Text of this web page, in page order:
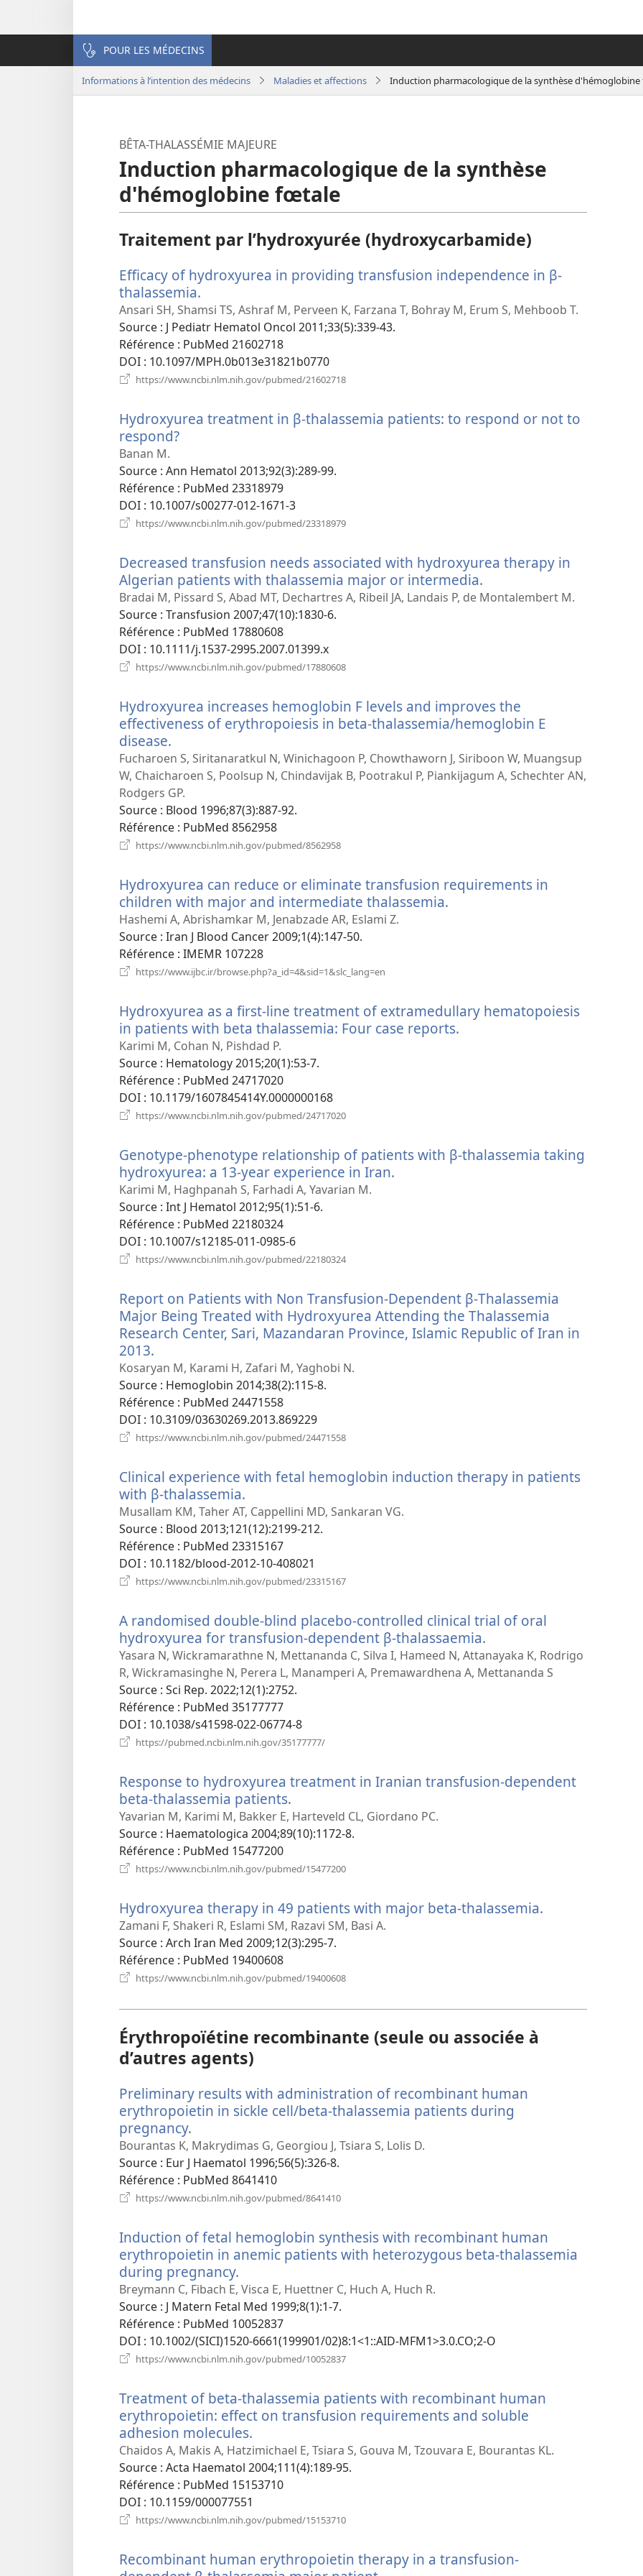
POUR LES MÉDECINS
Informations à l’intention des médecins Maladies et affections Induction pharmacologique de la synthèse
BÊTA-THALASSÉMIE MAJEURE
Induction pharmacologique de la synthèse
d'hémoglobine fœtale
Traitement par l’hydroxyurée (hydroxycarbamide)
Efficacy of hydroxyurea in providing transfusion independence in β-
thalassemia.
une
nouvelle
fenêtre)
Ansari SH, Shamsi TS, Ashraf M, Perveen K, Farzana T, Bohray M, Erum S, Mehboob T.
Source ‎: J Pediatr Hematol Oncol 2011;33(5):339-43.
Référence ‎: PubMed 21602718
DOI ‎: 10.1097/MPH.0b013e31821b0770
https://www.ncbi.nlm.nih.gov/pubmed/21602718
fenêtre)
Hydroxyurea treatment in β-thalassemia patients: to respond or not to
respond?
nouvelle
fenêtre)
Banan M.
Source ‎: Ann Hematol 2013;92(3):289-99.
Référence ‎: PubMed 23318979
DOI ‎: 10.1007/s00277-012-1671-3
https://www.ncbi.nlm.nih.gov/pubmed/23318979
fenêtre)
Decreased transfusion needs associated with hydroxyurea therapy in
Algerian patients with thalassemia major or intermedia.
une
Bradai M, Pissard S, Abad MT, Dechartres A, Ribeil JA, Landais P, de Montalembert M.
Source ‎: Transfusion 2007;47(10):1830-6.
Référence ‎: PubMed 17880608
DOI ‎: 10.1111/j.1537-2995.2007.01399.x
https://www.ncbi.nlm.nih.gov/pubmed/17880608
fenêtre)
Hydroxyurea increases hemoglobin F levels and improves the
effectiveness of erythropoiesis in beta-thalassemia/hemoglobin E
disease.
une
nouvelle
fenêtre)
Fucharoen S, Siritanaratkul N, Winichagoon P, Chowthaworn J, Siriboon W, Muangsup
W, Chaicharoen S, Poolsup N, Chindavijak B, Pootrakul P, Piankijagum A, Schechter AN,
Rodgers GP.
Source ‎: Blood 1996;87(3):887-92.
Référence ‎: PubMed 8562958
https://www.ncbi.nlm.nih.gov/pubmed/8562958
fenêtre)
Hydroxyurea can reduce or eliminate transfusion requirements in
children with major and intermediate thalassemia.
Hashemi A, Abrishamkar M, Jenabzade AR, Eslami Z.
Source ‎: Iran J Blood Cancer 2009;1(4):147-50.
Référence ‎: IMEMR 107228
https://www.ijbc.ir/browse.php?a_id=4&sid=1&slc_lang=en
fenêtre)
Hydroxyurea as a first-line treatment of extramedullary hematopoiesis
in patients with beta thalassemia: Four case reports.
Karimi M, Cohan N, Pishdad P.
Source ‎: Hematology 2015;20(1):53-7.
Référence ‎: PubMed 24717020
DOI ‎: 10.1179/1607845414Y.0000000168
https://www.ncbi.nlm.nih.gov/pubmed/24717020
fenêtre)
Genotype-phenotype relationship of patients with β-thalassemia taking
hydroxyurea: a 13-year experience in Iran.
Karimi M, Haghpanah S, Farhadi A, Yavarian M.
Source ‎: Int J Hematol 2012;95(1):51-6.
Référence ‎: PubMed 22180324
DOI ‎: 10.1007/s12185-011-0985-6
https://www.ncbi.nlm.nih.gov/pubmed/22180324
fenêtre)
Report on Patients with Non Transfusion-Dependent β-Thalassemia
Major Being Treated with Hydroxyurea Attending the Thalassemia
Research Center, Sari, Mazandaran Province, Islamic Republic of Iran in
2013.
une
nouvelle
fenêtre)
Kosaryan M, Karami H, Zafari M, Yaghobi N.
Source ‎: Hemoglobin 2014;38(2):115-8.
Référence ‎: PubMed 24471558
DOI ‎: 10.3109/03630269.2013.869229
https://www.ncbi.nlm.nih.gov/pubmed/24471558
fenêtre)
Clinical experience with fetal hemoglobin induction therapy in patients
with β-thalassemia.
une
nouvelle
fenêtre)
Musallam KM, Taher AT, Cappellini MD, Sankaran VG.
Source ‎: Blood 2013;121(12):2199-212.
Référence ‎: PubMed 23315167
DOI ‎: 10.1182/blood-2012-10-408021
https://www.ncbi.nlm.nih.gov/pubmed/23315167
fenêtre)
A randomised double-blind placebo-controlled clinical trial of oral
hydroxyurea for transfusion-dependent β-thalassaemia.
une
nouvelle
Yasara N, Wickramarathne N, Mettananda C, Silva I, Hameed N, Attanayaka K, Rodrigo
R, Wickramasinghe N, Perera L, Manamperi A, Premawardhena A, Mettananda S
Source ‎: Sci Rep. 2022;12(1):2752.
Référence ‎: PubMed 35177777
DOI ‎: 10.1038/s41598-022-06774-8
https://pubmed.ncbi.nlm.nih.gov/35177777/
fenêtre)
Response to hydroxyurea treatment in Iranian transfusion-dependent
beta-thalassemia patients.
une
nouvelle
Yavarian M, Karimi M, Bakker E, Harteveld CL, Giordano PC.
Source ‎: Haematologica 2004;89(10):1172-8.
Référence ‎: PubMed 15477200
https://www.ncbi.nlm.nih.gov/pubmed/15477200
fenêtre)
Hydroxyurea therapy in 49 patients with major beta-thalassemia.
Zamani F, Shakeri R, Eslami SM, Razavi SM, Basi A.
Source ‎: Arch Iran Med 2009;12(3):295-7.
Référence ‎: PubMed 19400608
https://www.ncbi.nlm.nih.gov/pubmed/19400608
Érythropoïétine recombinante (seule ou associée à
d’autres agents)
Preliminary results with administration of recombinant human
erythropoietin in sickle cell/beta-thalassemia patients during
pregnancy.
une
nouvelle
fenêtre)
Bourantas K, Makrydimas G, Georgiou J, Tsiara S, Lolis D.
Source ‎: Eur J Haematol 1996;56(5):326-8.
Référence ‎: PubMed 8641410
https://www.ncbi.nlm.nih.gov/pubmed/8641410
fenêtre)
Induction of fetal hemoglobin synthesis with recombinant human
erythropoietin in anemic patients with heterozygous beta-thalassemia
during pregnancy.
une
nouvelle
fenêtre)
Breymann C, Fibach E, Visca E, Huettner C, Huch A, Huch R.
Source ‎: J Matern Fetal Med 1999;8(1):1-7.
Référence ‎: PubMed 10052837
DOI ‎: 10.1002/(SICI)1520-6661(199901/02)8:1<1::AID-MFM1>3.0.CO;2-O
https://www.ncbi.nlm.nih.gov/pubmed/10052837
fenêtre)
Treatment of beta-thalassemia patients with recombinant human
erythropoietin: effect on transfusion requirements and soluble
adhesion molecules.
une
nouvelle
fenêtre)
Chaidos A, Makis A, Hatzimichael E, Tsiara S, Gouva M, Tzouvara E, Bourantas KL.
Source ‎: Acta Haematol 2004;111(4):189-95.
Référence ‎: PubMed 15153710
DOI ‎: 10.1159/000077551
https://www.ncbi.nlm.nih.gov/pubmed/15153710
fenêtre)
Recombinant human erythropoietin therapy in a transfusion-